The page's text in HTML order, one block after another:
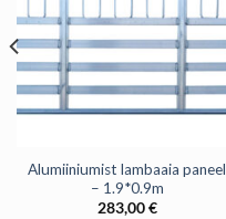
Alumiiniumist lambaaia paneel
– 1.9*0.9m
283,00€